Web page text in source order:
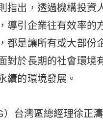
指出，透過機構投資
導引企業往有效率的
都是讓所有或大部份
對於長期的社會環境
續的環境發展。
台灣區總經理徐正